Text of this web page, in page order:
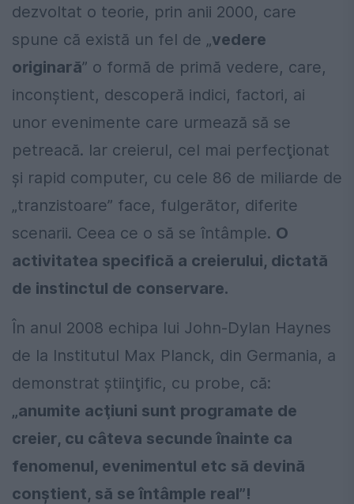
dezvoltat o teorie, prin anii 2000, care
spune că există un fel de „vedere
originară” o formă de primă vedere, care,
inconştient, descoperă indici, factori, ai
unor evenimente care urmează să se
petreacă. Iar creierul, cel mai perfecţionat
şi rapid computer, cu cele 86 de miliarde de
„tranzistoare” face, fulgerător, diferite
scenarii. Ceea ce o să se întâmple. O
activitatea specifică a creierului, dictată
de instinctul de conservare.
În anul 2008 echipa lui John-Dylan Haynes
de la Institutul Max Planck, din Germania, a
demonstrat ştiinţific, cu probe, că:
„anumite acţiuni sunt programate de
creier, cu câteva secunde înainte ca
fenomenul, evenimentul etc să devină
conştient, să se întâmple real”!